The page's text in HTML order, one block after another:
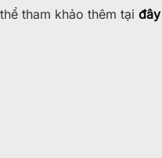
tham khảo thêm tạiđây